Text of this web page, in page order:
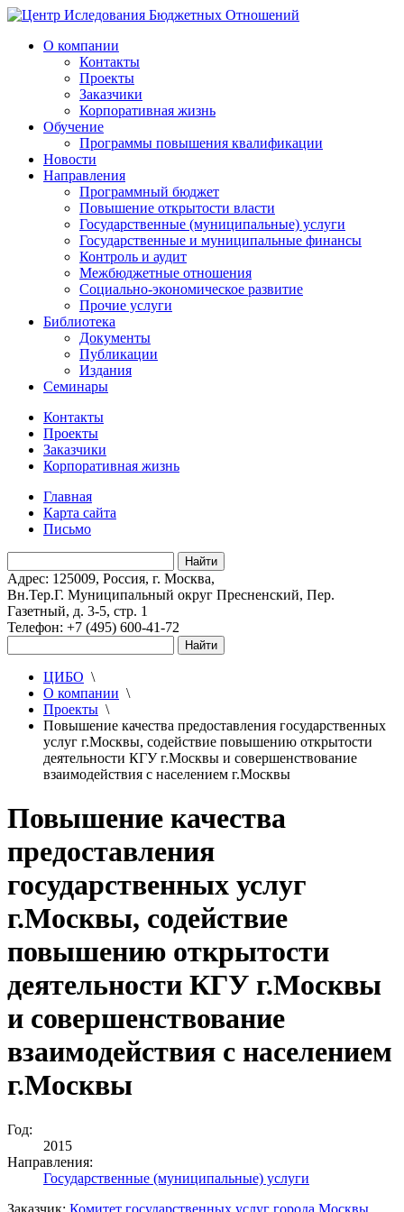
О компании
Контакты
Проекты
Заказчики
Корпоративная жизнь
Обучение
Программы повышения квалификации
Новости
Направления
Программный бюджет
Повышение открытости власти
Государственные (муниципальные) услуги
Государственные и муниципальные финансы
Контроль и аудит
Межбюджетные отношения
Социально-экономическое развитие
Прочие услуги
Библиотека
Документы
Публикации
Издания
Семинары
Контакты
Проекты
Заказчики
Корпоративная жизнь
Главная
Карта сайта
Письмо
Адрес: 125009, Россия, г. Москва,
Вн.Тер.Г. Муниципальный округ Пресненский, Пер.
Газетный, д. 3-5, стр. 1
Телефон: +7 (495) 600-41-72
ЦИБО \
О компании \
Проекты \
Повышение качества предоставления государственных
услуг г.Москвы, содействие повышению открытости
деятельности КГУ г.Москвы и совершенствование
взаимодействия с населением г.Москвы
Повышение качества
предоставления
государственных услуг
г.Москвы, содействие
повышению открытости
деятельности КГУ г.Москвы
и совершенствование
взаимодействия с населением
г.Москвы
Год:
2015
Направления:
Государственные (муниципальные) услуги
Заказчик: Комитет государственных услуг города Москвы